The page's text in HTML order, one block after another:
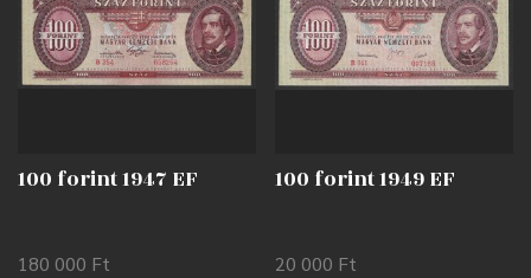
100 forint 1947 EF
180 000 Ft
100 forint 1949 EF
20 000 Ft